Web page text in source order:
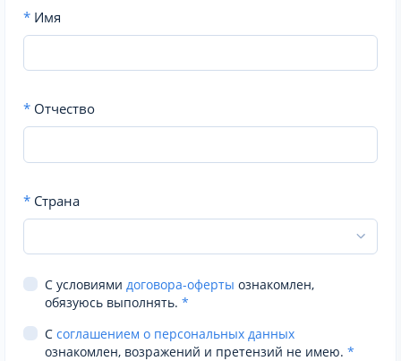
* Имя
* Отчество
* Страна
С условиями договора-оферты ознакомлен,
обязуюсь выполнять. *
С соглашением о персональных данных
ознакомлен, возражений и претензий не имею. *